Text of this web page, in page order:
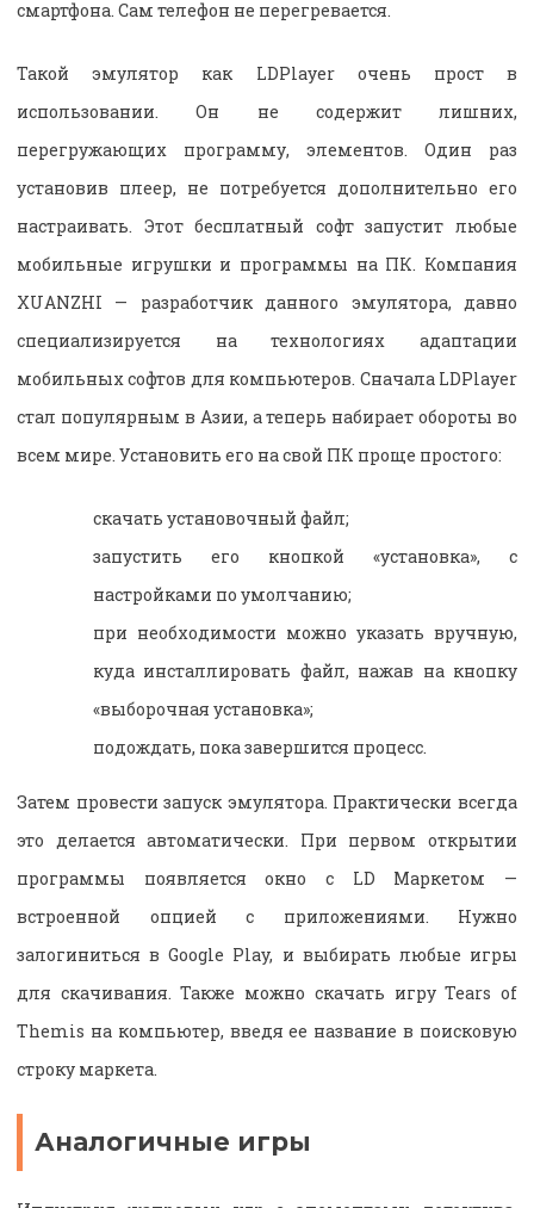
смартфона. Сам телефон не перегревается.
Такой эмулятор как LDPlayer очень прост в
использовании. Он не содержит лишних,
перегружающих программу, элементов. Один раз
установив плеер, не потребуется дополнительно его
настраивать. Этот бесплатный софт запустит любые
мобильные игрушки и программы на ПК. Компания
XUANZHI — разработчик данного эмулятора, давно
специализируется на технологиях адаптации
мобильных софтов для компьютеров. Сначала LDPlayer
стал популярным в Азии, а теперь набирает обороты во
всем мире. Установить его на свой ПК проще простого:
скачать установочный файл;
запустить его кнопкой «установка», с
настройками по умолчанию;
при необходимости можно указать вручную,
куда инсталлировать файл, нажав на кнопку
«выборочная установка»;
подождать, пока завершится процесс.
Затем провести запуск эмулятора. Практически всегда
это делается автоматически. При первом открытии
программы появляется окно с LD Маркетом —
встроенной опцией с приложениями. Нужно
залогиниться в Google Play, и выбирать любые игры
для скачивания. Также можно скачать игру Tears of
Themis на компьютер, введя ее название в поисковую
строку маркета.
Аналогичные игры